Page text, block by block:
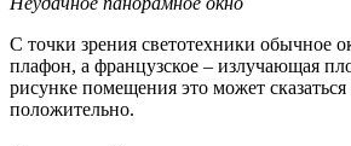
С точки зрения светотехники обычное
плафон, а французское – излучающая
рисунке помещения это может сказаться
положительно.